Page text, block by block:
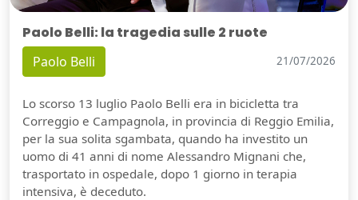
Paolo Belli: la tragedia sulle 2 ruote
Paolo Belli 21/07/2026
Lo scorso 13 luglio Paolo Belli era in bicicletta tra
Correggio e Campagnola, in provincia di Reggio Emilia,
per la sua solita sgambata, quando ha investito un
uomo di 41 anni di nome Alessandro Mignani che,
trasportato in ospedale, dopo 1 giorno in terapia
intensiva, è deceduto.